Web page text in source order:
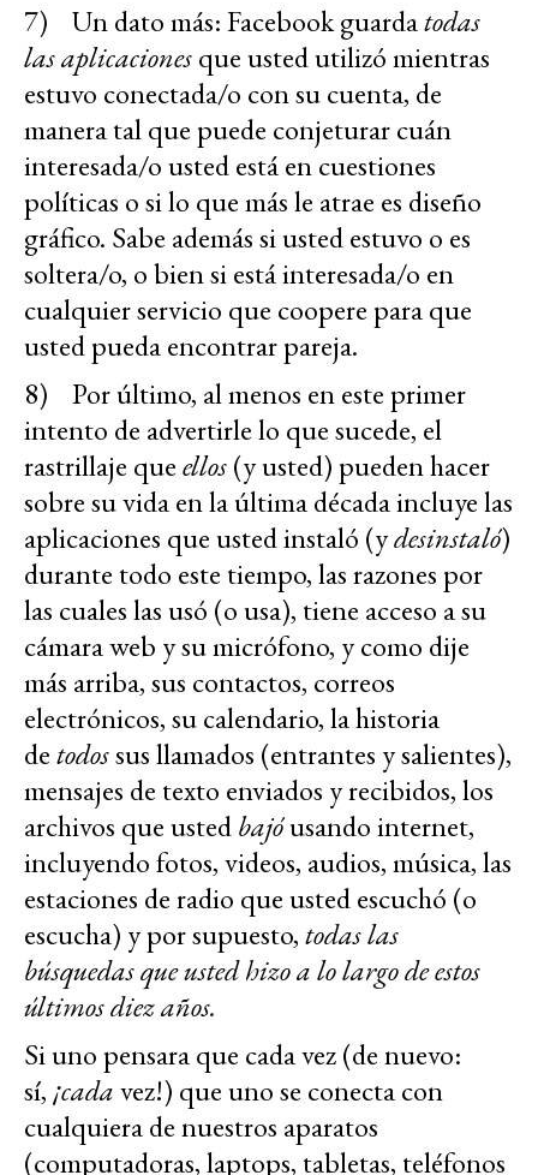
7) Un dato más: Facebook guardatodas
las aplicacionesque usted utilizó mientras
estuvo conectada/o con su cuenta, de
manera tal que puede conjeturar cuán
interesada/o usted está en cuestiones
políticas o si lo que más le atrae es diseño
gráfico. Sabe además si usted estuvo o es
soltera/o, o bien si está interesada/o en
cualquier servicio que coopere para que
usted pueda encontrar pareja.
8) Por último, al menos en este primer
intento de advertirle lo que sucede, el
rastrillaje queellos(y usted) pueden hacer
sobre su vida en la última década incluye las
aplicaciones que usted instaló (ydesinstaló)
durante todo este tiempo, las razones por
las cuales las usó (o usa), tiene acceso a su
cámara web y su micrófono, y como dije
más arriba, sus contactos, correos
electrónicos, su calendario, la historia
detodossus llamados (entrantes y salientes),
mensajes de texto enviados y recibidos, los
archivos que ustedbajóusando internet,
incluyendo fotos, videos, audios, música, las
estaciones de radio que usted escuchó (o
escucha) y por supuesto,todas las
búsquedas que usted hizo a lo largo de estos
últimos diez años.
Si uno pensara que cada vez (de nuevo:
sí, ¡cadavez!) que uno se conecta con
cualquiera de nuestros aparatos
(computadoras, laptops, tabletas, teléfonos